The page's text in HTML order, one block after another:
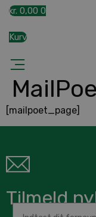
kr. 0,00 0
Kurv
[mailpoet_page]
Tilmeld